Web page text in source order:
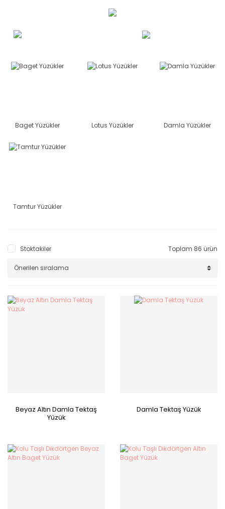
Baget Yüzükler Lotus Yüzükler Damla Yüzükler
Tamtur Yüzükler
Stoktakiler Toplam 86 ürün
Beyaz Altın Damla Tektaş
Yüzük
Damla Tektaş Yüzük